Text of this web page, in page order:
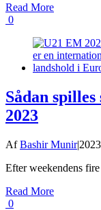
Read More
0
Sådan
2023
AfBashir Munir|
Efter weekendens
Read More
0